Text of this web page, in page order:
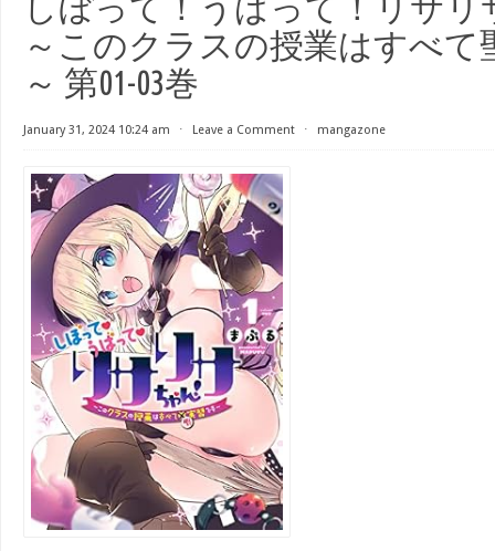
～このクラスの授業はすべて
～ 第01-03巻
January 31, 2024 10:24 am ⋅ Leave a Comment ⋅ mangazone